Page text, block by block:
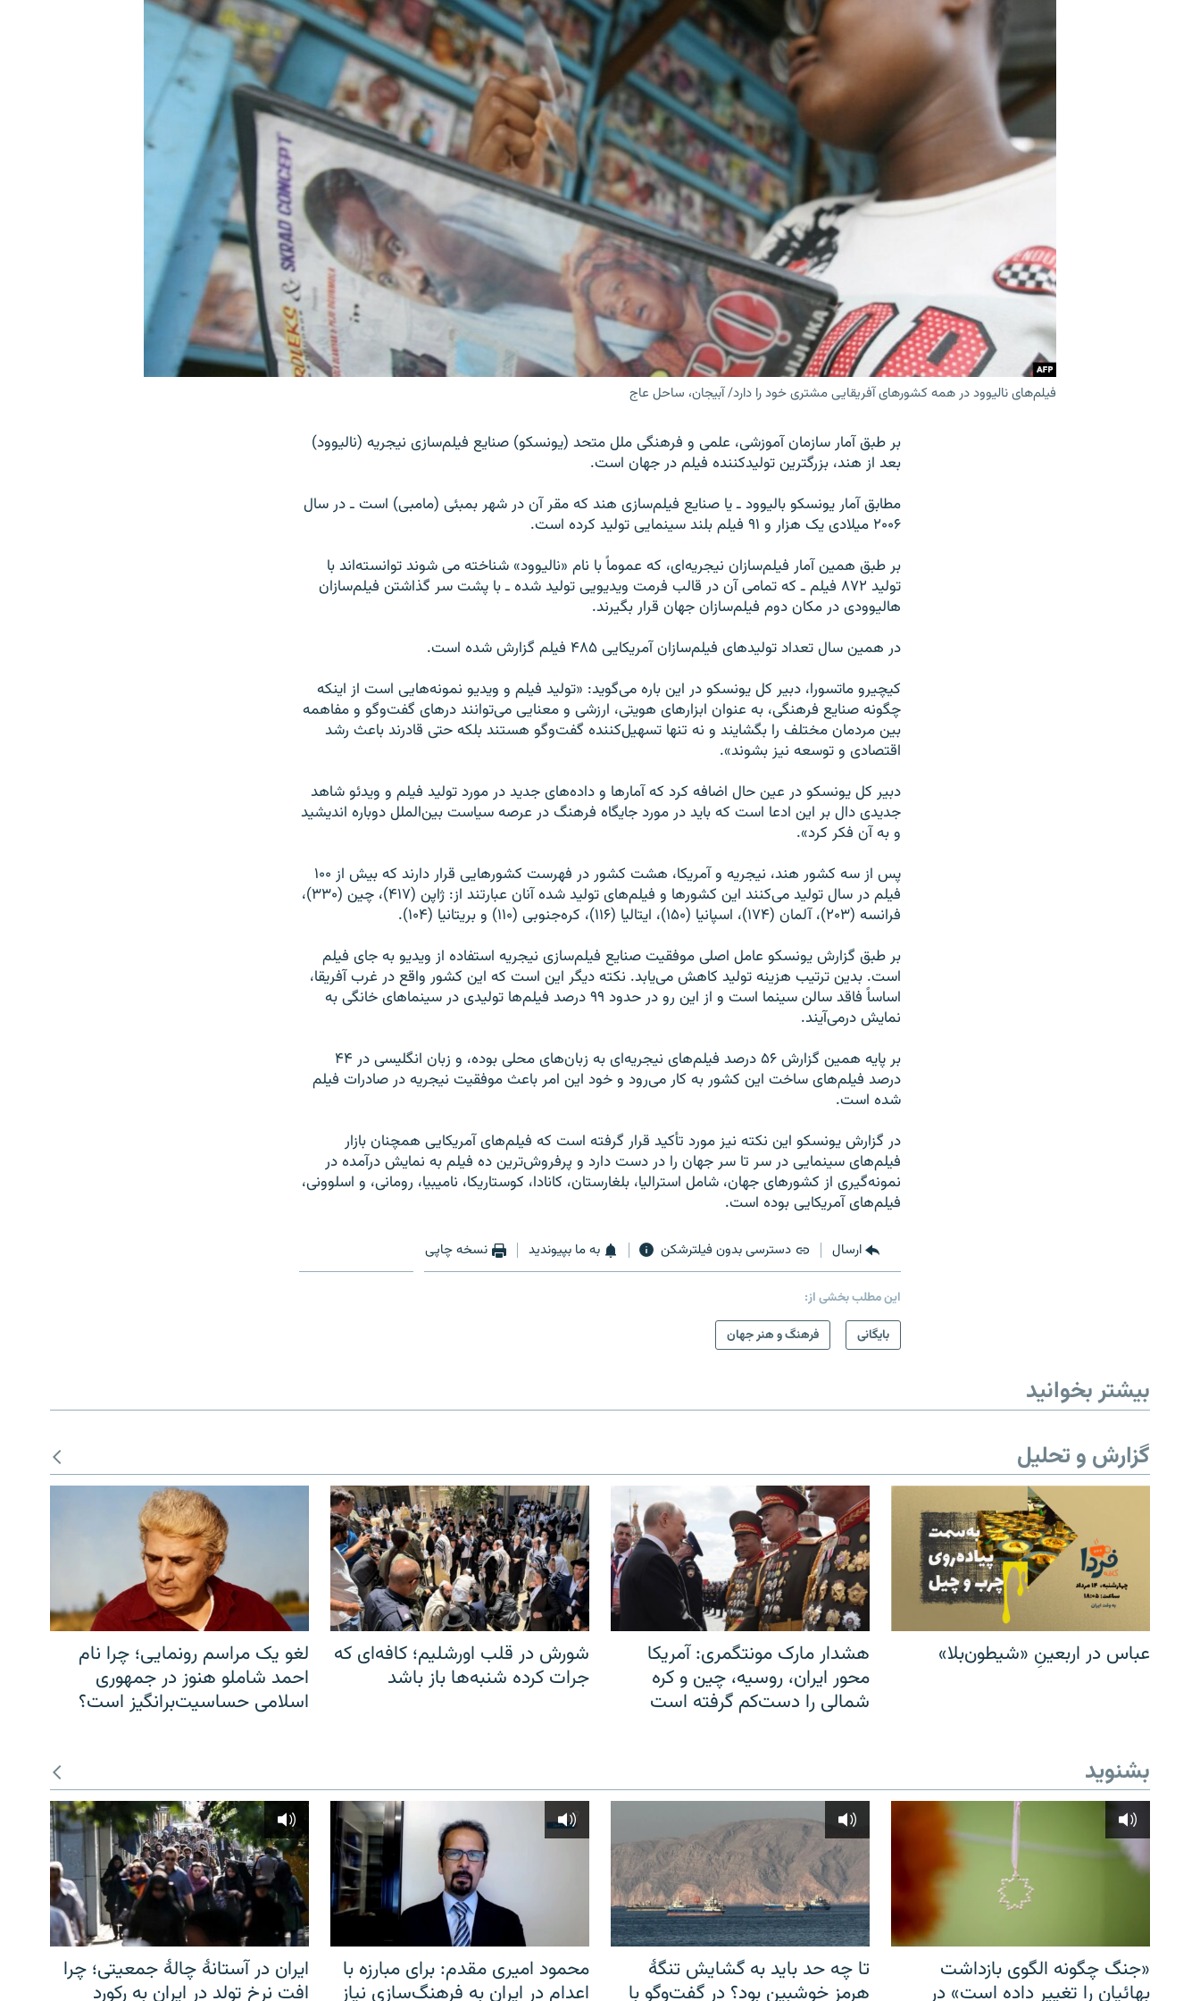
فيلم‌های ناليوود در همه کشورهای آفريقايی مشتری خود را دارد/ ‌آبیجان، ساحل عاج
بر طبق آمار سازمان آموزشی، علمی و فرهنگی ملل متحد (يونسکو) صنايع فيلم‌سازی نيجريه (ناليوود)
بعد از هند، بزرگترين توليدکننده فيلم در جهان است.
مطابق آمار يونسکو باليوود ـ يا صنايع فيلم‌سازی هند که مقر آن در شهر بمبئی (مامبی) است ـ در سال
۲۰۰۶ ميلادی يک هزار و ۹۱ فيلم بلند سينمايی توليد کرده است.
بر طبق همين آمار فيلم‌سازان نيجريه‌ای، که عموماً با نام «ناليوود» شناخته می شوند توانسته‌اند با
توليد ۸۷۲ فيلم ـ که تمامی آن در قالب فرمت ويديويی توليد شده ـ با پشت سر گذاشتن فيلم‌سازان
هاليوودی در مکان دوم فيلم‌سازان جهان قرار بگیرند.
در همين سال تعداد ‌توليدهای فيلم‌سازان آمريکايی ۴۸۵ فيلم گزارش شده است.
کيچيرو ماتسورا، دبير کل يونسکو در اين باره می‌گويد: «توليد فيلم و ويدیو نمونه‌هايی است از اينکه
چگونه صنايع فرهنگی، به عنوان ابزارهای هويتی، ارزشی و معنايی می‌توانند در‌های گفت‌وگو و مفاهمه
بين مردمان مختلف را بگشايند و نه تنها تسهیل‌کننده گفت‌وگو هستند بلکه حتی قادرند باعث رشد
اقتصادی و توسعه نيز بشوند».
دبير کل يونسکو در عين حال اضافه کرد که آمارها و داده‌های جديد در مورد توليد فيلم و ويدئو شاهد
جديدی دال بر این ادعا است که بايد در مورد جايگاه فرهنگ در عرصه سياست بين‌الملل دوباره انديشيد
و به آن فکر کرد».
پس از سه کشور هند، نيجريه و آمريکا، هشت کشور در فهرست کشورهايی قرار دارند که بيش از ۱۰۰
فيلم در سال توليد می‌کنند اين کشورها و فيلم‌های توليد شده آنان عبارتند از: ژاپن (۴۱۷)، چين (۳۳۰)،
فرانسه (۲۰۳)، آلمان (۱۷۴)، اسپانيا (۱۵۰)، ايتاليا (۱۱۶)، کره‌جنوبی (۱۱۰) و بريتانيا (۱۰۴).
بر طبق گزارش يونسکو عامل اصلی موفقيت صنايع فيلم‌سازی نيجريه استفاده از ويديو به جای فيلم
است. بدين ترتيب هزينه توليد کاهش ‌می‌يابد. نکته ديگر اين است که اين کشور واقع در غرب آفريقا،
اساساً فاقد سالن سينما است و از اين رو در حدود ۹۹ درصد فيلم‌ها تولیدی در سينما‌های خانگی به
نمايش در‌می‌آيند.
بر پايه همين گزارش ۵۶ درصد فيلم‌های نيجريه‌ای به زبان‌های محلی بوده، و زبان انگليسی در ۴۴
درصد فيلم‌های ساخت اين کشور به کار می‌رود و خود اين امر باعث موفقيت نيجريه در صادرات فيلم‌
شده است.
در گزارش يونسکو اين نکته نيز مورد تأکيد قرار گرفته است که فيلم‌های آمريکايی همچنان بازار
فيلم‌های سينمايی در سر تا سر جهان را در دست دارد و پرفروش‌ترين ده فيلم به نمايش درآمده در
نمونه‌‌گيری از کشورهای جهان، شامل استراليا، بلغارستان، کانادا، کوستاريکا، ناميبيا، رومانی، و اسلوونی،
فيلم‌های آمريکايی بوده است.
ارسال دسترسی بدون فیلترشکن به ما بپیوندید نسخه چاپی
این مطلب بخشی از:
بایگانی
فرهنگ و هنر جهان
بیشتر بخوانید
گزارش و تحلیل
عباس در اربعینِ «شیطون‌بلا»
هشدار مارک مونتگمری: آمریکا
محور ایران، روسیه، چین و کره
شمالی را دست‌کم گرفته است
شورش در قلب اورشلیم؛ کافه‌ای که
جرات کرده شنبه‌ها باز باشد
لغو یک مراسم رونمایی؛ چرا نام
احمد شاملو هنوز در جمهوری
اسلامی حساسیت‌برانگیز است؟
بشنوید
«جنگ چگونه الگوی بازداشت
بهائیان را تغییر داده است» در
تا چه حد باید به گشایش تنگهٔ
هرمز خوشبین بود؟ در گفت‌وگو با
محمود امیری مقدم: برای مبارزه با
اعدام در ایران به فرهنگ‌سازی نیاز
ایران در آستانهٔ چالهٔ جمعیتی؛ چرا
افت نرخ تولد در ایران به رکورد